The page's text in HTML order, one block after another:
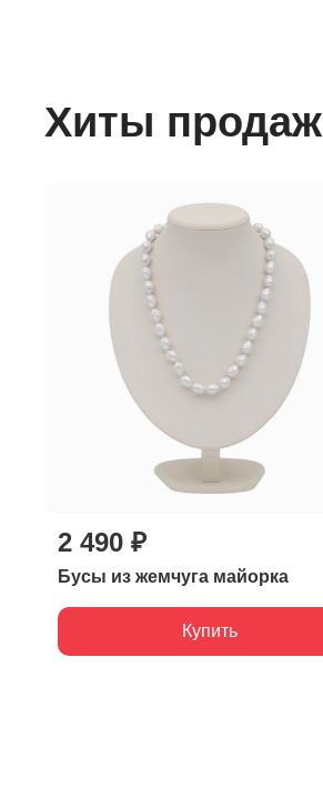
Хиты продаж
2 490 ₽
Бусы из жемчуга майорка
Купить